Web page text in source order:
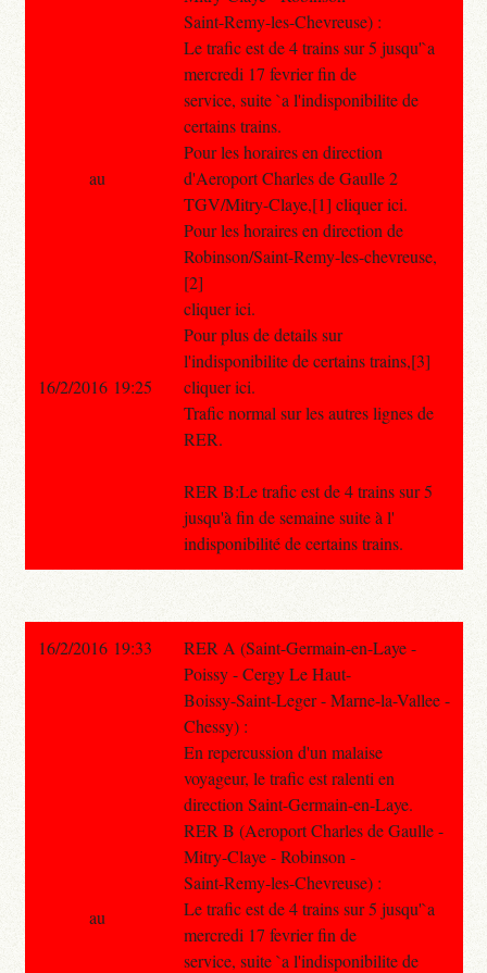
Saint-Remy-les-Chevreuse) :
Le trafic est de 4 trains sur 5 jusqu'`a
mercredi 17 fevrier fin de
service, suite `a l'indisponibilite de
certains trains.
Pour les horaires en direction
d'Aeroport Charles de Gaulle 2
TGV/Mitry-Claye,[1] cliquer ici.
Pour les horaires en direction de
Robinson/Saint-Remy-les-chevreuse,
[2]
cliquer ici.
Pour plus de details sur
l'indisponibilite de certains trains,[3]
cliquer ici.
Trafic normal sur les autres lignes de
RER.
RER B:Le trafic est de 4 trains sur 5
jusqu'à fin de semaine suite à l'
indisponibilité de certains trains.
au
16/2/2016 19:25
16/2/2016 19:33
RER A (Saint-Germain-en-Laye -
Poissy - Cergy Le Haut-
Boissy-Saint-Leger - Marne-la-Vallee -
Chessy) :
En repercussion d'un malaise
voyageur, le trafic est ralenti en
direction Saint-Germain-en-Laye.
RER B (Aeroport Charles de Gaulle -
Mitry-Claye - Robinson -
Saint-Remy-les-Chevreuse) :
Le trafic est de 4 trains sur 5 jusqu'`a
mercredi 17 fevrier fin de
service, suite `a l'indisponibilite de
au